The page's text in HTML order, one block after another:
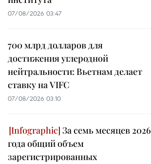
07/08/2026 03:47
700 млрд долларов для
достижения углеродной
нейтральности: Вьетнам делает
ставку на VIFC
07/08/2026 03:10
За семь месяцев 2026
года общий объем
зарегистрированных